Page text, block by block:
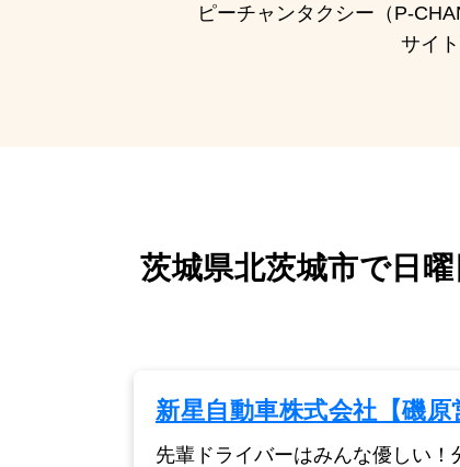
ピーチャンタクシー（P-
サイ
茨城県北茨城市で日
新星自動車株式会社【磯
先輩ドライバーはみんな優しい